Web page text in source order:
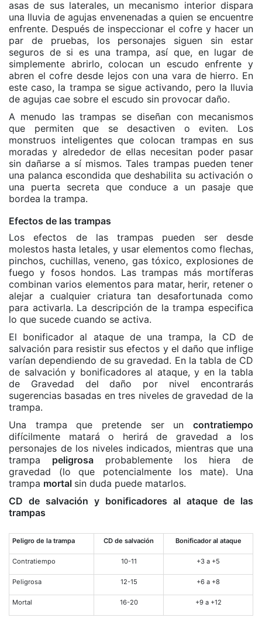
asas de sus laterales, un mecanismo interior dispara
una lluvia de agujas envenenadas a quien se encuentre
enfrente. Después de inspeccionar el cofre y hacer un
par de pruebas, los personajes siguen sin estar
seguros de si es una trampa, así que, en lugar de
simplemente abrirlo, colocan un escudo enfrente y
abren el cofre desde lejos con una vara de hierro. En
este caso, la trampa se sigue activando, pero la lluvia
de agujas cae sobre el escudo sin provocar daño.
A menudo las trampas se diseñan con mecanismos
que permiten que se desactiven o eviten. Los
monstruos inteligentes que colocan trampas en sus
moradas y alrededor de ellas necesitan poder pasar
sin dañarse a sí mismos. Tales trampas pueden tener
una palanca escondida que deshabilita su activación o
una puerta secreta que conduce a un pasaje que
bordea la trampa.
Efectos de las trampas
Los efectos de las trampas pueden ser desde
molestos hasta letales, y usar elementos como flechas,
pinchos, cuchillas, veneno, gas tóxico, explosiones de
fuego y fosos hondos. Las trampas más mortíferas
combinan varios elementos para matar, herir, retener o
alejar a cualquier criatura tan desafortunada como
para activarla. La descripción de la trampa especifica
lo que sucede cuando se activa.
El bonificador al ataque de una trampa, la CD de
salvación para resistir sus efectos y el daño que inflige
varían dependiendo de su gravedad. En la tabla de CD
de salvación y bonificadores al ataque, y en la tabla
de Gravedad del daño por nivel encontrarás
sugerencias basadas en tres niveles de gravedad de la
trampa.
Una trampa que pretende ser un contratiempo
difícilmente matará o herirá de gravedad a los
personajes de los niveles indicados, mientras que una
trampa peligrosa probablemente los hiera de
gravedad (lo que potencialmente los mate). Una
trampa mortal sin duda puede matarlos.
CD de salvación y bonificadores al ataque de las
trampas
Peligro de la trampa CD de salvación Bonificador al ataque
Contratiempo 10-11 +3 a +5
Peligrosa 12-15 +6 a +8
Mortal 16-20 +9 a +12